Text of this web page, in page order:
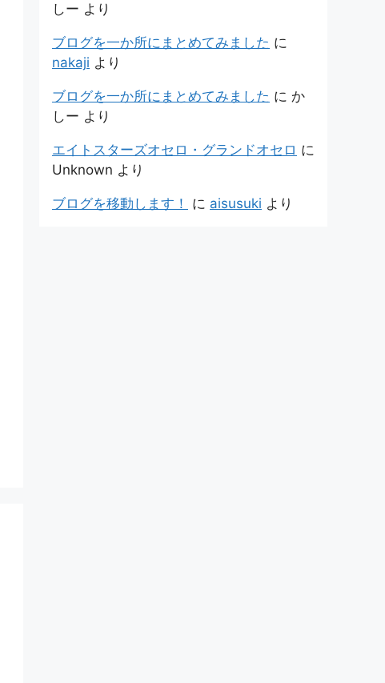
しー より
ブログを一か所にまとめてみました に
nakaji より
ブログを一か所にまとめてみました に か
しー より
エイトスターズオセロ・グランドオセロ に
Unknown より
ブログを移動します！ に aisusuki より